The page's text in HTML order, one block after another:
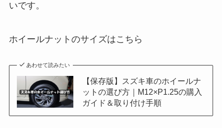
いです。
ホイールナットのサイズはこちら
あわせて読みたい
【保存版】スズキ車のホイールナ
ットの選び方｜M12×P1.25の購入
ガイド＆取り付け手順